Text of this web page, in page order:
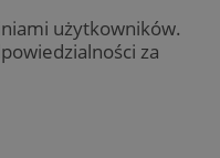
użytkowników.
za